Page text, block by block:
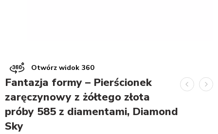
Otwórz widok 360
Fantazja formy – Pierścionek
zaręczynowy z żółtego złota
próby 585 z diamentami, Diamond
Sky